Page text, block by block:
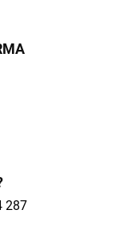
287